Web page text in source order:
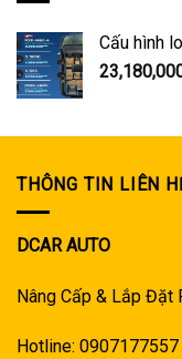
Cấu hình
THÔNG TIN LIÊN
DCAR AUTO
Nâng Cấp & Lắp Đặt
Hotline: 0907177557